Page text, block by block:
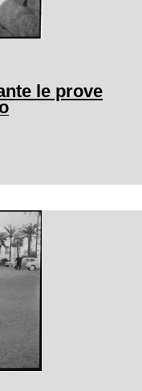
le prove